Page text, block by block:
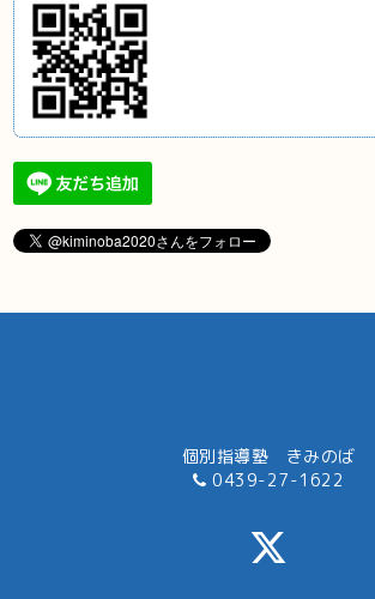
個別指導塾 きみのば
0439-27-1622